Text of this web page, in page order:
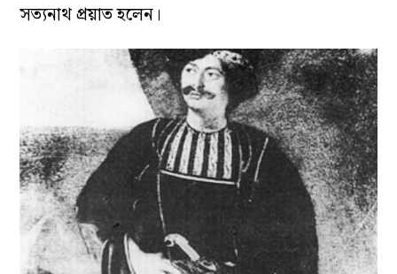
সত্যনাথ প্রয়াত হলেন।